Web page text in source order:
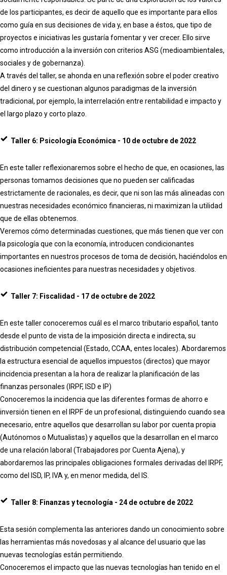
de los participantes, es decir de aquello que es importante para ellos
como guía en sus decisiones de vida y, en base a éstos, que tipo de
proyectos e iniciativas les gustaría fomentar y ver crecer. Ello sirve
como introducción a la inversión con criterios ASG (medioambientales,
sociales y de gobernanza).
A través del taller, se ahonda en una reflexión sobre el poder creativo
del dinero y se cuestionan algunos paradigmas de la inversión
tradicional, por ejemplo, la interrelación entre rentabilidad e impacto y
el largo plazo y corto plazo.
Taller 6: Psicología Económica - 10 de octubre de 2022
En este taller reflexionaremos sobre el hecho de que, en ocasiones, las
personas tomamos decisiones que no pueden ser calificadas
estrictamente de racionales, es decir, que ni son las más alineadas con
nuestras necesidades económico financieras, ni maximizan la utilidad
que de ellas obtenemos.
Veremos cómo determinadas cuestiones, que más tienen que ver con
la psicología que con la economía, introducen condicionantes
importantes en nuestros procesos de toma de decisión, haciéndolos en
ocasiones ineficientes para nuestras necesidades y objetivos.
Taller 7: Fiscalidad - 17 de octubre de 2022
En este taller conoceremos cuál es el marco tributario español, tanto
desde el punto de vista de la imposición directa e indirecta, su
distribución competencial (Estado, CCAA, entes locales). Abordaremos
la estructura esencial de aquellos impuestos (directos) que mayor
incidencia presentan a la hora de realizar la planificación de las
finanzas personales (IRPF, ISD e IP)
Conoceremos la incidencia que las diferentes formas de ahorro e
inversión tienen en el IRPF de un profesional, distinguiendo cuando sea
necesario, entre aquellos que desarrollan su labor por cuenta propia
(Autónomos o Mutualistas) y aquellos que la desarrollan en el marco
de una relación laboral (Trabajadores por Cuenta Ajena), y
abordaremos las principales obligaciones formales derivadas del IRPF,
como del ISD, IP, IVA y, en menor medida, del IS.
Taller 8: Finanzas y tecnología - 24 de octubre de 2022
Esta sesión complementa las anteriores dando un conocimiento sobre
las herramientas más novedosas y al alcance del usuario que las
nuevas tecnologías están permitiendo.
Conoceremos el impacto que las nuevas tecnologías han tenido en el